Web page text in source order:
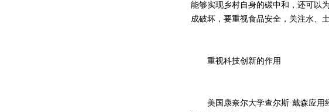
能够实现乡村自身的碳中和，还可以
成破坏，要重视食品安全，关注水、
重视科技创新的作用
美国康奈尔大学查尔斯·戴森应用